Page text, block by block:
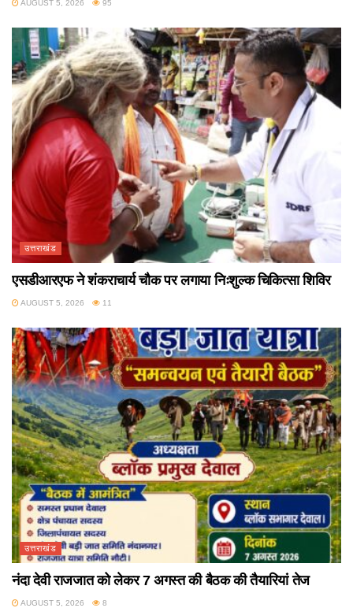
AUGUST 5, 2026 95
उत्तराखंड
एसडीआरएफ ने शंकराचार्य चौक पर लगाया निःशुल्क चिकित्सा शिविर
AUGUST 5, 2026 11
उत्तराखंड
नंदा देवी राजजात को लेकर 7 अगस्त की बैठक की तैयारियां तेज
AUGUST 5, 2026 8